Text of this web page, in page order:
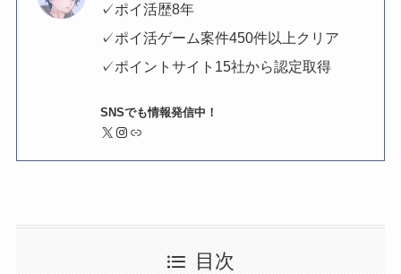
✓ポイ活歴8年
✓ポイ活ゲーム案件450件以上クリア
✓ポイントサイト15社から認定取得
SNSでも情報発信中！
X Instagram リンク
目次